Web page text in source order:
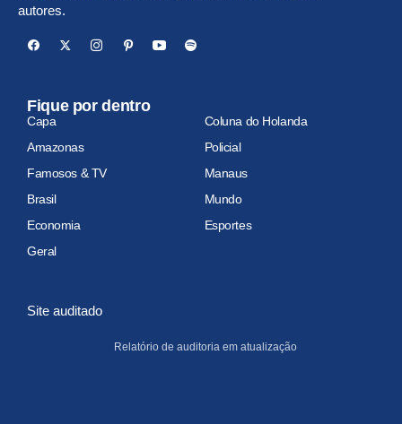
autores.
Fique por dentro
Capa
Coluna do Holanda
Amazonas
Policial
Famosos & TV
Manaus
Brasil
Mundo
Economia
Esportes
Geral
Site auditado
Relatório de auditoria em atualização